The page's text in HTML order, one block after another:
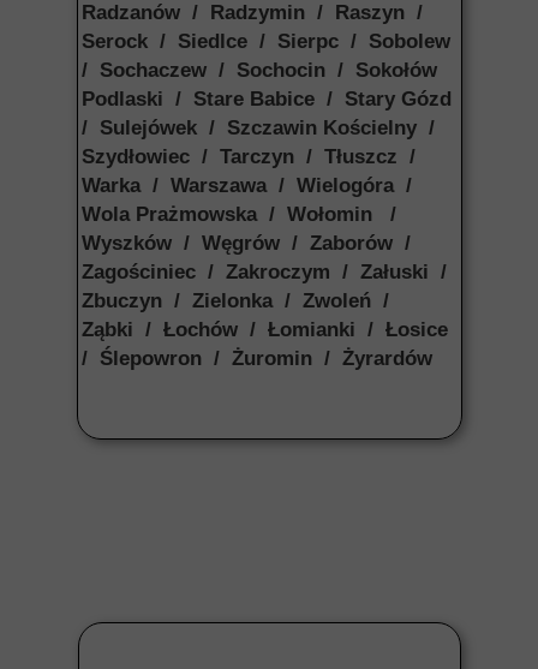
Radzanów / Radzymin / Raszyn /
Serock / Siedlce / Sierpc / Sobolew
/ Sochaczew / Sochocin / Sokołów
Podlaski / Stare Babice / Stary Gózd
/ Sulejówek / Szczawin Kościelny /
Szydłowiec / Tarczyn / Tłuszcz /
Warka / Warszawa / Wielogóra /
Wola Prażmowska / Wołomin /
Wyszków / Węgrów / Zaborów /
Zagościniec / Zakroczym / Załuski /
Zbuczyn / Zielonka / Zwoleń /
Ząbki / Łochów / Łomianki / Łosice
/ Ślepowron / Żuromin / Żyrardów